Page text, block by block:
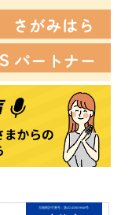
古物商許可番号：第451450019940号